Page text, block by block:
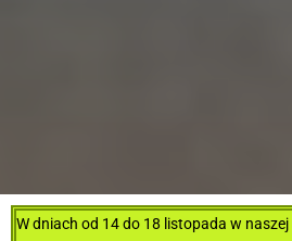
W dniach od 14 do 18 listopada w